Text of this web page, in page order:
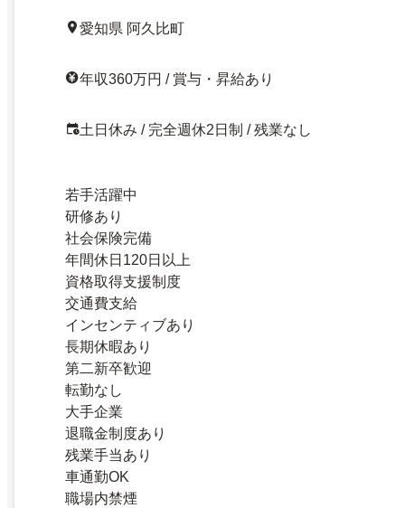
愛知県 阿久比町
年収360万円 / 賞与・昇給あり
土日休み / 完全週休2日制 / 残業なし
若手活躍中
研修あり
社会保険完備
年間休日120日以上
資格取得支援制度
交通費支給
インセンティブあり
長期休暇あり
第二新卒歓迎
転勤なし
大手企業
退職金制度あり
残業手当あり
車通勤OK
職場内禁煙